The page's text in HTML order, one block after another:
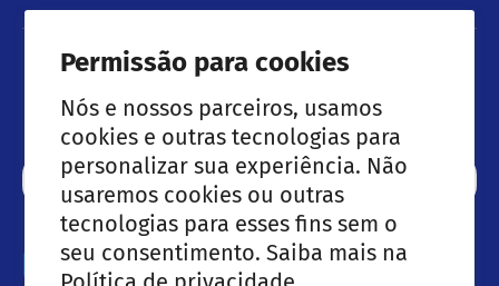
Permissão para cookies
Nós e nossos parceiros, usamos
cookies e outras tecnologias para
personalizar sua experiência. Não
usaremos cookies ou outras
tecnologias para esses fins sem o
seu consentimento. Saiba mais na
Lançamentos & Ofertas especiais
Email
Métodos de pagamento aceites